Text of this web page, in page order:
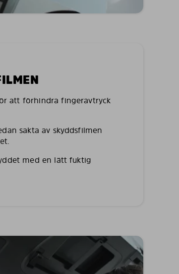
att förhindra fingeravtryck
sakta av skyddsfilmen
med en lätt fuktig